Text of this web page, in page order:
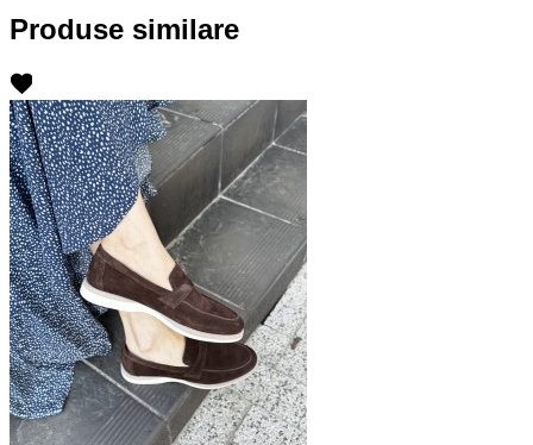
Produse similare